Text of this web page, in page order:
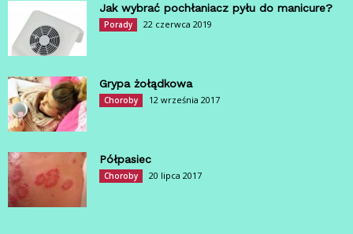
Jak wybrać pochłaniacz pyłu do manicure?
Porady 22 czerwca 2019
Grypa żołądkowa
Choroby 12 września 2017
Półpasiec
Choroby 20 lipca 2017